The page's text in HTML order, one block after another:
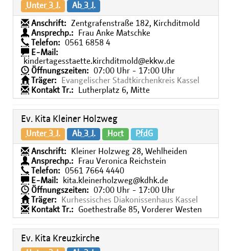
Unter 3 J. Ab 3 J.
Anschrift:
Zentgrafenstraße 182, Kirchditmold
Ansprechp.:
Frau Anke Matschke
Telefon:
0561 6858 4
E-Mail:
kindertagesstaette.kirchditmold@ekkw.de
Öffnungszeiten:
07:00 Uhr - 17:00 Uhr
Träger:
Evangelischer Stadtkirchenkreis Kassel
Kontakt Tr.:
Lutherplatz 6, Mitte
Ev. Kita Kleiner Holzweg
Unter 3 J. Ab 3 J. Hort PfdG
Anschrift:
Kleiner Holzweg 28, Wehlheiden
Ansprechp.:
Frau Veronica Reichstein
Telefon:
0561 7664 4440
E-Mail:
kita.kleinerholzweg@kdhk.de
Öffnungszeiten:
07:00 Uhr - 17:00 Uhr
Träger:
Kurhessisches Diakonissenhaus Kassel
Kontakt Tr.:
Goethestraße 85, Vorderer Westen
Ev. Kita Kreuzkirche